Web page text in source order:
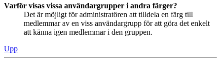
Varför visas vissa användargrupper i andra färger?
Det är möjligt för administratören att tilldela en färg till
medlemmar av en viss användargrupp för att göra det enkelt
att känna igen medlemmar i den gruppen.
Upp